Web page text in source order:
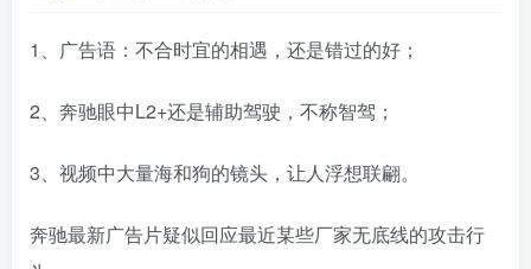
1、广告语：不合时宜的相遇，还是错过的好；
2、奔驰眼中L2+还是辅助驾驶，不称智驾；
3、视频中大量海和狗的镜头，让人浮想联翩。
奔驰最新广告片疑似回应最近某些厂家无底线的攻击行